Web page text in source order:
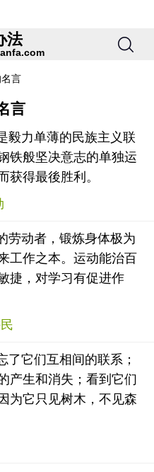
法
言
言
毅力单薄的民族主义联
铁般坚决意志的单独运
获得最後胜利。
劳动者，锻炼身体极为
工作之本。运动能治百
捷，对学习有促进作
了它们互相间的联系；
产生和消失；看到它们
为它只见树木，不见森